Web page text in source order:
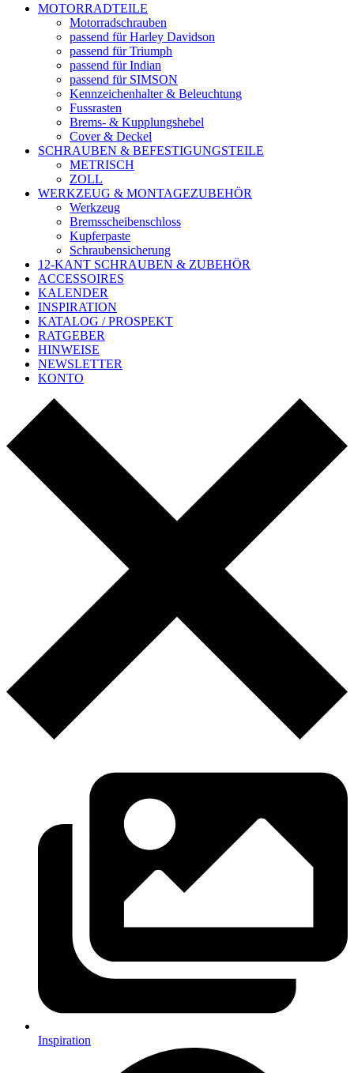
MOTORRADTEILE
Motorradschrauben
passend für Harley Davidson
passend für Triumph
passend für Indian
passend für SIMSON
Kennzeichenhalter & Beleuchtung
Fussrasten
Brems- & Kupplungshebel
Cover & Deckel
SCHRAUBEN & BEFESTIGUNGSTEILE
METRISCH
ZOLL
WERKZEUG & MONTAGEZUBEHÖR
Werkzeug
Bremsscheibenschloss
Kupferpaste
Schraubensicherung
12-KANT SCHRAUBEN & ZUBEHÖR
ACCESSOIRES
KALENDER
INSPIRATION
KATALOG / PROSPEKT
RATGEBER
HINWEISE
NEWSLETTER
KONTO
Inspiration